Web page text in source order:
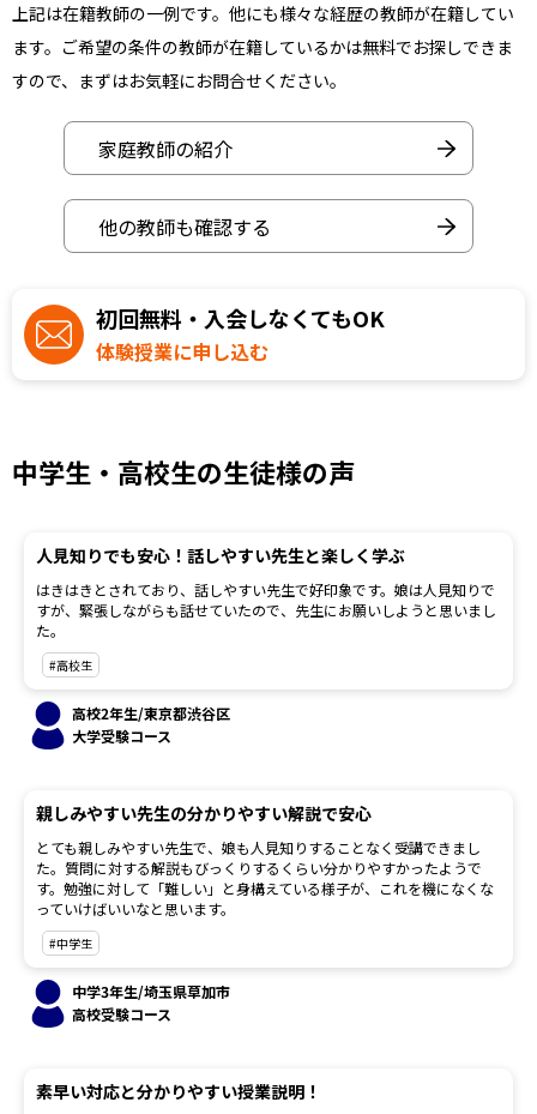
上記は在籍教師の一例です。他にも様々な経歴の教師が在籍してい
ます。ご希望の条件の教師が在籍しているかは無料でお探しできま
すので、まずはお気軽にお問合せください。
家庭教師の紹介
他の教師も確認する
初回無料・入会しなくてもOK
体験授業に申し込む
中学生・高校生の生徒様の声
人見知りでも安心！話しやすい先生と楽しく学ぶ
はきはきとされており、話しやすい先生で好印象です。娘は人見知りで
すが、緊張しながらも話せていたので、先生にお願いしようと思いまし
た。
#高校生
高校2年生/東京都渋谷区
大学受験コース
親しみやすい先生の分かりやすい解説で安心
とても親しみやすい先生で、娘も人見知りすることなく受講できまし
た。質問に対する解説もびっくりするくらい分かりやすかったようで
す。勉強に対して「難しい」と身構えている様子が、これを機になくな
っていけばいいなと思います。
#中学生
中学3年生/埼玉県草加市
高校受験コース
素早い対応と分かりやすい授業説明！